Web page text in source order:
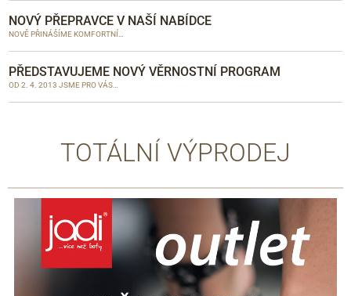
NOVÝ PŘEPRAVCE V NAŠÍ NABÍDCE
NOVĚ PŘINÁŠÍME KOMFORTNÍ…
PŘEDSTAVUJEME NOVÝ VĚRNOSTNÍ PROGRAM
OD 2. 4. 2013 JSME PRO VÁS…
TOTÁLNÍ VÝPRODEJ